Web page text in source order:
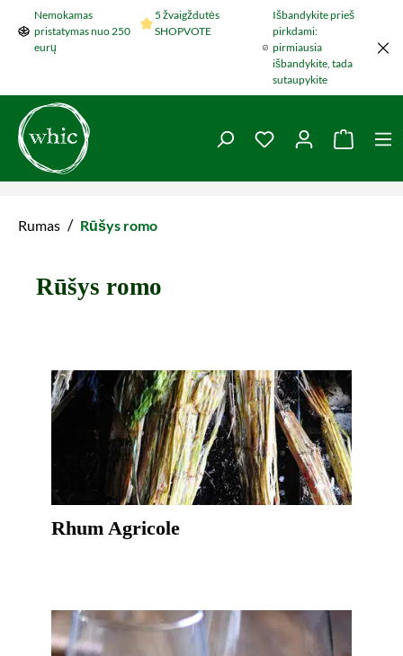
Šokti į pagrindinį turinį
Nemokamas
pristatymas nuo 250
eurų
5 žvaigždutės
SHOPVOTE
Išbandykite prieš
pirkdami:
pirmiausia
išbandykite, tada
sutaupykite
You have 0 wishlist
Rumas / Rūšys romo
Rūšys romo
Rhum Agricole